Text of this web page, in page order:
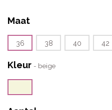
Maat
36 38 40 42
Kleur - beige